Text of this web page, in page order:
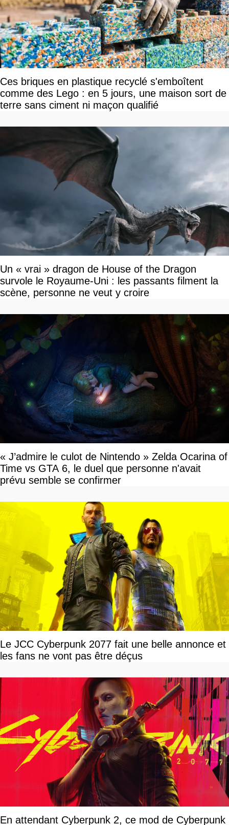
Ces briques en plastique recyclé s'emboîtent
comme des Lego : en 5 jours, une maison sort de
terre sans ciment ni maçon qualifié
Un « vrai » dragon de House of the Dragon
survole le Royaume-Uni : les passants filment la
scène, personne ne veut y croire
« J’admire le culot de Nintendo » Zelda Ocarina of
Time vs GTA 6, le duel que personne n'avait
prévu semble se confirmer
Le JCC Cyberpunk 2077 fait une belle annonce et
les fans ne vont pas être déçus
En attendant Cyberpunk 2, ce mod de Cyberpunk